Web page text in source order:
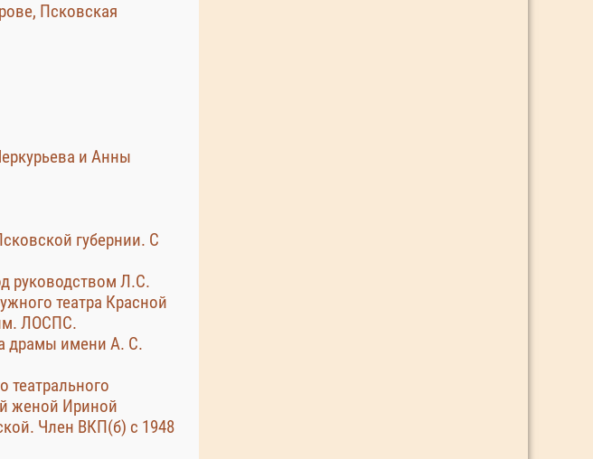
Псковская
и Анны
губернии. С
руководством Л.С.
театра Красной
ЛОСПС.
драмы имени А. С.
театрального
женой Ириной
Член ВКП(б) с 1948